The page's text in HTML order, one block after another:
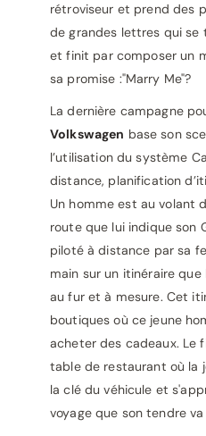
rétroviseur et prend des
de grandes lettres qui se
et finit par composer un
sa promise :"Marry Me"?
La dernière campagne
Volkswagen base son
l’utilisation du système
distance, planification
Un homme est au volant
route que lui indique son
piloté à distance par sa
main sur un itinéraire
au fur et à mesure. Cet
boutiques où ce jeune
acheter des cadeaux. Le
table de restaurant où la
la clé du véhicule et
voyage que son tendre